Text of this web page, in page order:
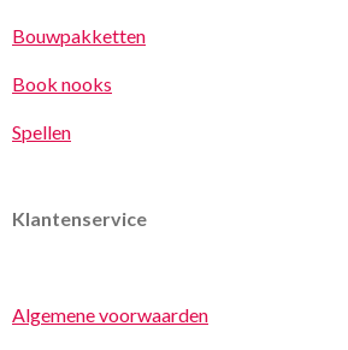
Bouwpakketten
Book nooks
Spellen
Klantenservice
Algemene voorwaarden